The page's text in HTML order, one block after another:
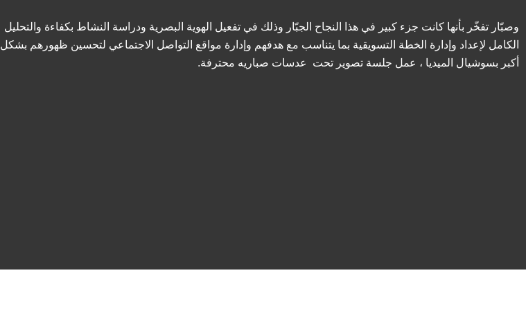
وصبّار تفخّر بأنها كانت جزء كبير في هذا النجاح الجبّار وذلك في تفعيل الهوية البصرية ودراسة النشاط بكفاءة والتحليل
الكامل لإعداد وإدارة الخطة التسويقية بما يتناسب مع هدفهم وإدارة مواقع التواصل الاجتماعي لتحسين ظهورهم بشكل
أكبر بسوشيال الميديا ، عمل جلسة تصوير تحت عدسات صباريه محترفة.